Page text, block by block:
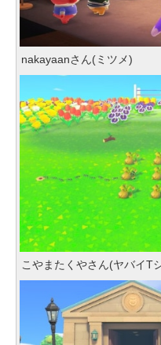
nakayaanさん(ミツメ)
こやまたくやさん(ヤバイT